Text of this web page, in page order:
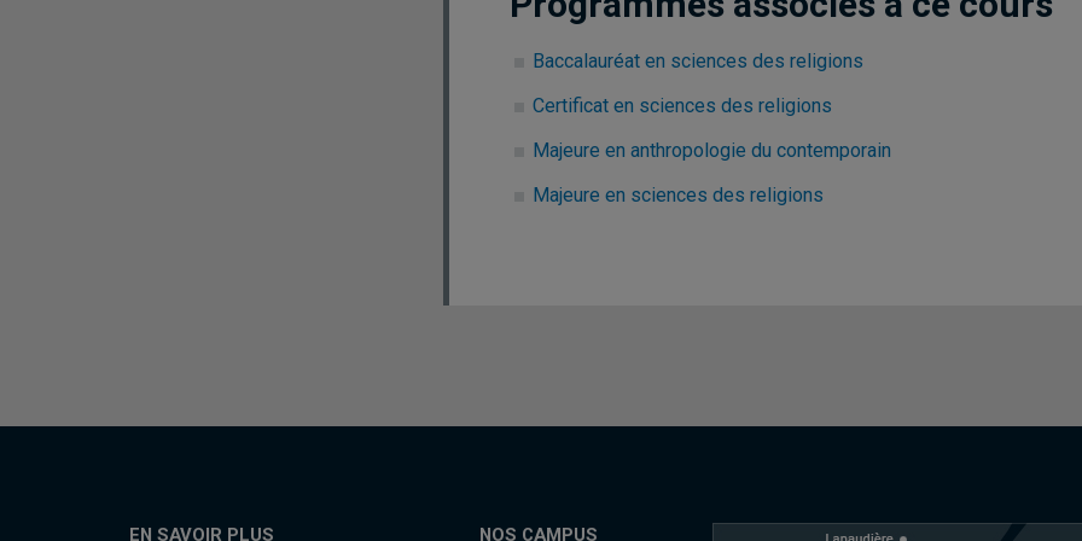
Baccalauréat en sciences des religions
Certificat en sciences des religions
Majeure en anthropologie du contemporain
Majeure en sciences des religions
EN SAVOIR PLUS NOS CAMPUS